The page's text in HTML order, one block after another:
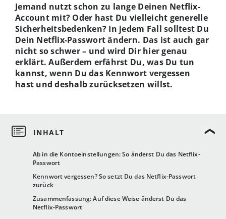
Ab in die Kontoeinstellungen: So änderst Du das Netflix-
Passwort
Kennwort vergessen? So setzt Du das Netflix-Passwort
zurück
Zusammenfassung: Auf diese Weise änderst Du das
Netflix-Passwort
Jemand nutzt schon zu lange Deinen Netflix-
Account mit? Oder hast Du vielleicht generelle
Sicherheitsbedenken? In jedem Fall solltest Du
Dein Netflix-Passwort ändern. Das ist auch gar
nicht so schwer – und wird Dir hier genau
erklärt. Außerdem erfährst Du, was Du tun
kannst, wenn Du das Kennwort vergessen
hast und deshalb zurücksetzen willst.